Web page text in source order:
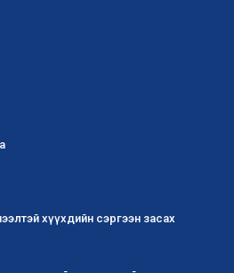
ХУДАЛДААНД ОРОЛЦУУЛАХ
СОНГОН ШАЛГАРУУЛАХ ЗАР
иргэд, асран
сонго...
2019 оны 295 дугаар
Маягт 3-02хүүхдийн сэргээн засах